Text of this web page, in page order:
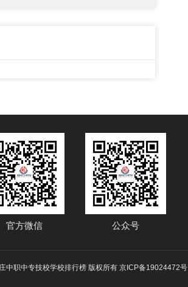
官方微信 公众号
中职中专技校学校排行榜 版权所有 京ICP备19024472号